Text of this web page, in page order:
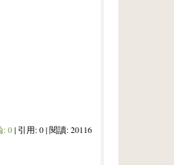
:0| 引用: 0 | 閱讀: 20116